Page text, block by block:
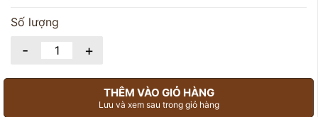
Số lượng
- +
THÊM VÀO GIỎ HÀNG
Lưu và xem sau trong giỏ hàng